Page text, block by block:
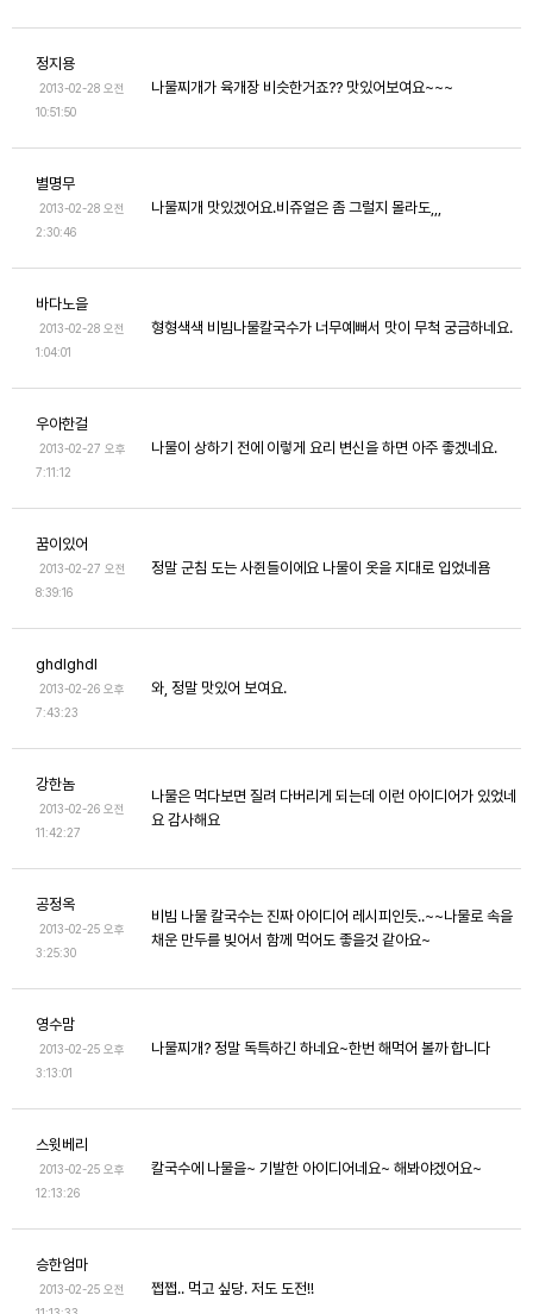
정지용
2013-02-28 오전
10:51:50
나물찌개가 육개장 비슷한거죠?? 맛있어보여요~~~
별명무
2013-02-28 오전
2:30:46
나물찌개 맛있겠어요.비쥬얼은 좀 그럴지 몰라도,,,
바다노을
2013-02-28 오전
1:04:01
형형색색 비빔나물칼국수가 너무예뻐서 맛이 무척 궁금하네요.
우아한걸
2013-02-27 오후
7:11:12
나물이 상하기 전에 이렇게 요리 변신을 하면 아주 좋겠네요.
꿈이있어
2013-02-27 오전
8:39:16
정말 군침 도는 사쥔들이에요 나물이 옷을 지대로 입었네욤
ghdlghdl
2013-02-26 오후
7:43:23
와, 정말 맛있어 보여요.
강한놈
2013-02-26 오전
11:42:27
나물은 먹다보면 질려 다버리게 되는데 이런 아이디어가 있었네
요 감사해요
공정옥
2013-02-25 오후
3:25:30
비빔 나물 칼국수는 진짜 아이디어 레시피인듯..~~나물로 속을
채운 만두를 빚어서 함께 먹어도 좋을것 같아요~
영수맘
2013-02-25 오후
3:13:01
나물찌개? 정말 독특하긴 하네요~한번 해먹어 볼까 합니다
스윗베리
2013-02-25 오후
12:13:26
칼국수에 나물을~ 기발한 아이디어네요~ 해봐야겠어요~
승한엄마
2013-02-25 오전
쩝쩝.. 먹고 싶당. 저도 도전!!